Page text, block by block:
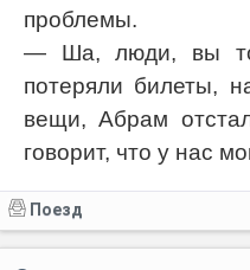
проблемы.
— Ша, люди, вы
потеряли билеты,
вещи, Абрам
говорит, что у нас
Поезд